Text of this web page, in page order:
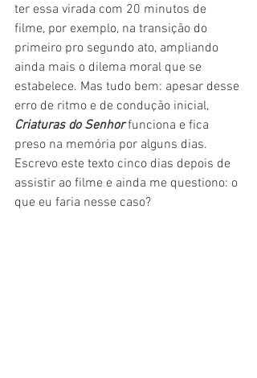
ter essa virada com 20 minutos de
filme, por exemplo, na transição do
primeiro pro segundo ato, ampliando
ainda mais o dilema moral que se
estabelece. Mas tudo bem: apesar desse
erro de ritmo e de condução inicial,
Criaturas do Senhor funciona e fica
preso na memória por alguns dias.
Escrevo este texto cinco dias depois de
assistir ao filme e ainda me questiono: o
que eu faria nesse caso?